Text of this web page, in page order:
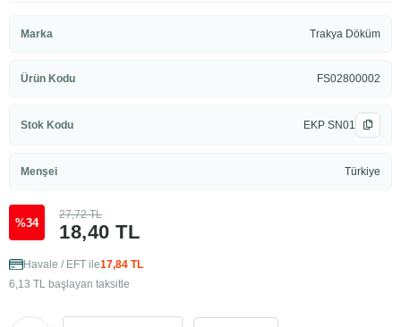
Marka Trakya Döküm
Ürün Kodu FS02800002
Stok Kodu EKP SN01
Menşei Türkiye
%34 18,40 TL
27,72 TL
Havale / EFT ile17,84 TL
6,13 TL başlayan taksitle